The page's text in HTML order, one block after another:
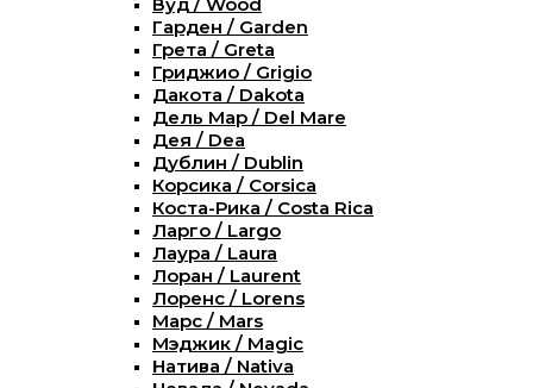
Гарден / Garden
Грета / Greta
Гриджио / Grigio
Дакота / Dakota
Дель Мар / Del Mare
Дея / Dea
Дублин / Dublin
Корсика / Corsica
Коста-Рика / Costa Rica
Ларго / Largo
Лаура / Laura
Лоран / Laurent
Лоренс / Lorens
Марс / Mars
Мэджик / Magic
Натива / Nativa